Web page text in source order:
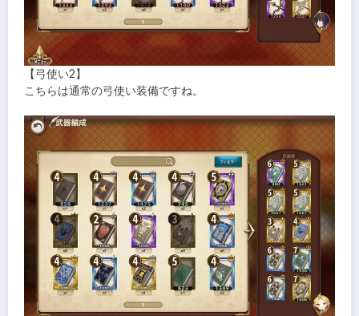
【弓使い2】
こちらは通常の弓使い装備ですね。